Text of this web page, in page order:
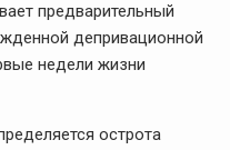
предварительный
депривационной
недели жизни
острота